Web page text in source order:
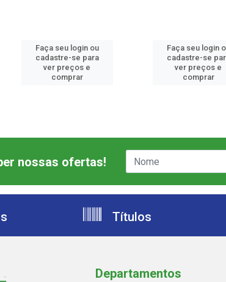
Faça seu login ou
cadastre-se para
ver preços e
comprar
Faça seu login
cadastre-se
ver preços e
comprar
nossas ofertas!
Títulos
Departamentos